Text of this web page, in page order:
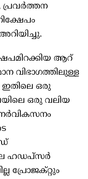
പ്രവർത്തന
ആറ്
വിഭാഗത്തിലുള്ള
ഒരു
ഒരു വലിയ
ഹഡപ്‌സർ
പ്രോജക്‌റ്റും